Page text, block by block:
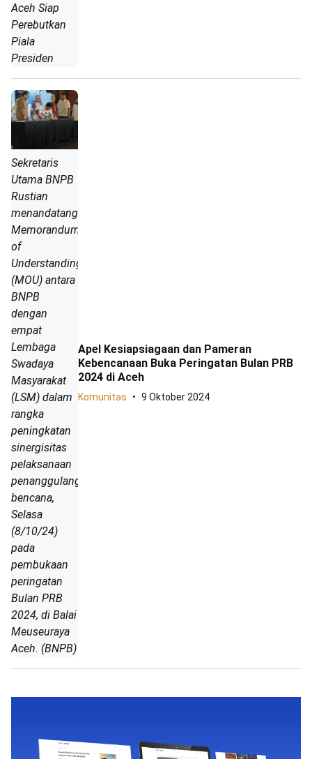
Aceh Siap
Perebutkan
Piala
Presiden
Sekretaris
Utama BNPB
Rustian
menandatangani
Memorandum
of
Understanding
(MOU) antara
BNPB
dengan
empat
Lembaga
Swadaya
Masyarakat
(LSM) dalam
rangka
peningkatan
sinergisitas
pelaksanaan
penanggulangan
bencana,
Selasa
(8/10/24)
pada
pembukaan
peringatan
Bulan PRB
2024, di Balai
Meuseuraya
Aceh. (BNPB)
Apel Kesiapsiagaan dan Pameran
Kebencanaan Buka Peringatan Bulan PRB
2024 di Aceh
Komunitas 9 Oktober 2024